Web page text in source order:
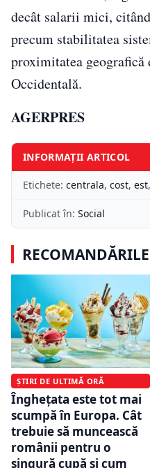
decât salarii mici,
precum stabilitatea
proximitatea geografică
Occidentală.
AGERPRES
INFORMAȚII ARTICOL
Etichete: centrala, cost, est,
Publicat în: Social
ȘTIRI DE ULTIMĂ ORĂ
Înghețata este tot mai
scumpă în Europa. Cât
trebuie să muncească
românii pentru o
singură cupă și cum